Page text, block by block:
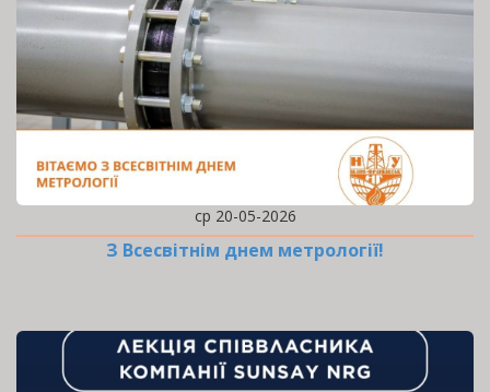
ср 20-05-2026
З Всесвітнім днем метрології!